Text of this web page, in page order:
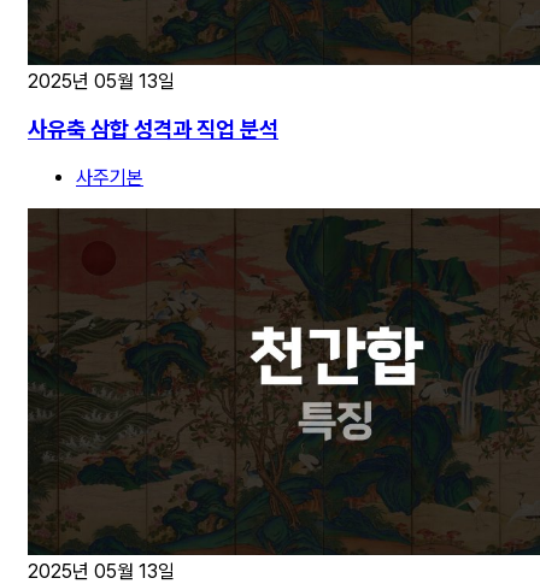
2025년 05월 13일
사유축 삼합 성격과 직업 분석
사주기본
2025년 05월 13일